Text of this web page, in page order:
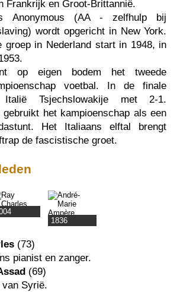
Frankrijk en Groot-Brittannië.
Anonymous (AA - zelfhulp bij
wordt opgericht in New York.
groep in Nederland start in 1948, in
op eigen bodem het tweede
voetbal. In de finale
Italië Tsjechslowakije met 2-1.
gebruikt het kampioenschap als een
Het Italiaans elftal brengt
de fascistische groet.
1836
(73)
pianist en zanger.
(69)
Syrië.